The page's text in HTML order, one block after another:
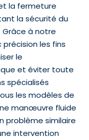
la fermeture
la sécurité du
Grâce à notre
les fins
le
et éviter toute
spécialisés
les modèles de
manœuvre fluide
problème similaire
intervention